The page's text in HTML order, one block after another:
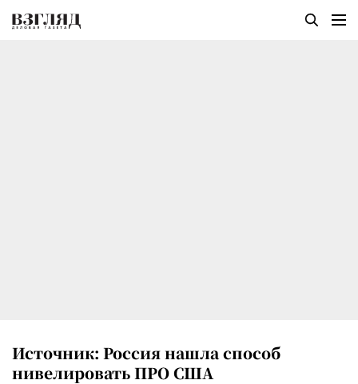
Источник: Россия нашла способ
нивелировать ПРО США